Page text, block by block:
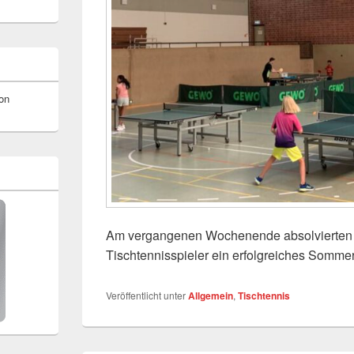
Am vergangenen Wochenende
Tischtennisspieler ein erfolgreiches
Veröffentlicht unterAllgemein, Tischtennis